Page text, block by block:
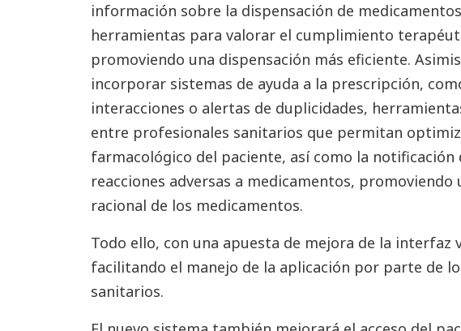
información sobre la dispensación de
herramientas para valorar el cumplimiento
promoviendo una dispensación más eficiente.
incorporar sistemas de ayuda a la prescripción,
interacciones o alertas de duplicidades,
entre profesionales sanitarios que permitan
farmacológico del paciente, así como la notificación
reacciones adversas a medicamentos, promoviendo
racional de los medicamentos.
Todo ello, con una apuesta de mejora de la interfaz
facilitando el manejo de la aplicación por parte de
sanitarios.